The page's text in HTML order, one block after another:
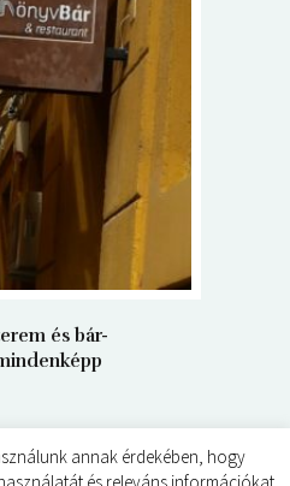
és bár-
annak érdekében, hogy